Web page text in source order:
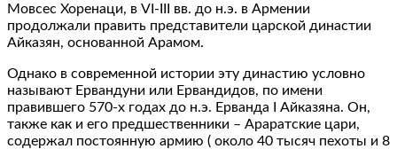
Мовсес Хоренаци, в VI-III вв. до н.э. в Армении
продолжали править представители царской династии
Айказян, основанной Арамом.
Однако в современной истории эту династию условно
называют Ервандуни или Ервандидов, по имени
правившего 570-х годах до н.э. Ерванда I Айказяна. Он,
также как и его предшественники – Араратские цари,
содержал постоянную армию ( около 40 тысяч пехоты и 8